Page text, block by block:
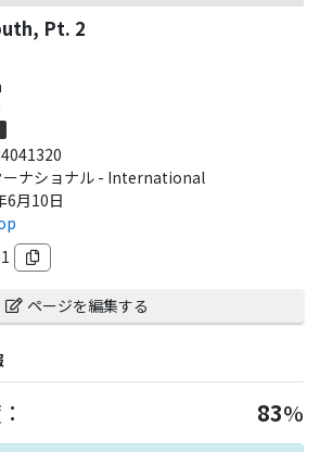
Pt. 2
ーナショナル - International
6月10日
ページを編集する
83%